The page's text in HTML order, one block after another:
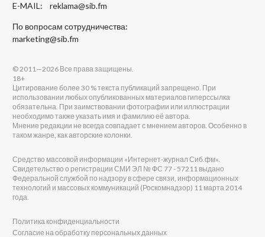
E-MAIL: reklama@sib.fm
По вопросам сотрудничества:
marketing@sib.fm
© 2011—2026 Все права защищены.
18+
Цитирование более 30 % текста публикаций запрещено. При
использовании любых опубликованных материалов гиперссылка
обязательна. При заимствовании фотографии или иллюстрации
необходимо также указать имя и фамилию её автора.
Мнение редакции не всегда совпадает с мнением авторов. Особенно в
таком жанре, как авторские колонки.
Средство массовой информации «Интернет-журнал Сиб.фм».
Свидетельство о регистрации СМИ ЭЛ № ФС 77 - 57211 выдано
Федеральной службой по надзору в сфере связи, информационных
технологий и массовых коммуникаций (Роскомнадзор) 11 марта 2014
года.
Политика конфиденциальности
Согласие на обработку персональных данных